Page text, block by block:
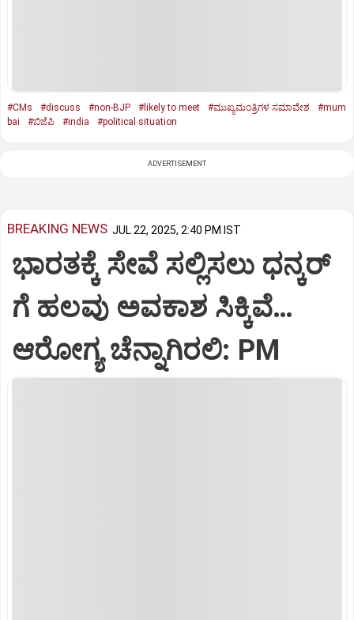
#CMs #discuss #non-BJP #likely to meet #ಮುಖ್ಯಮಂತ್ರಿಗಳ ಸಮಾವೇಶ
#mum
bai
#ಬಿಜೆಪಿ #india #political situation
ADVERTISEMENT
BREAKING NEWS JUL 22, 2025, 2:40 PM IST
ಭಾರತಕ್ಕೆ ಸೇವೆ ಸಲ್ಲಿಸಲು ಧನ್ಕರ್‌
ಗೆ ಹಲವು ಅವಕಾಶ ಸಿಕ್ಕಿವೆ…
ಆರೋಗ್ಯ ಚೆನ್ನಾಗಿರಲಿ: PM